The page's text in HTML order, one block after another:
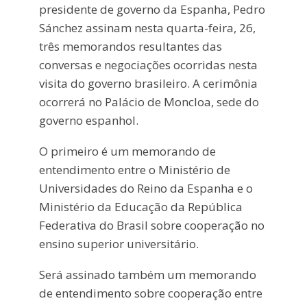
presidente de governo da Espanha, Pedro
Sánchez assinam nesta quarta-feira, 26,
três memorandos resultantes das
conversas e negociações ocorridas nesta
visita do governo brasileiro. A cerimônia
ocorrerá no Palácio de Moncloa, sede do
governo espanhol.
O primeiro é um memorando de
entendimento entre o Ministério de
Universidades do Reino da Espanha e o
Ministério da Educação da República
Federativa do Brasil sobre cooperação no
ensino superior universitário.
Será assinado também um memorando
de entendimento sobre cooperação entre